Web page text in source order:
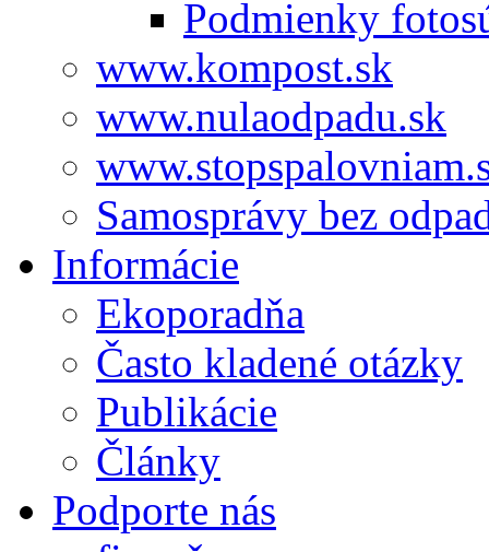
Podmienky
www.kompost.sk
www.nulaodpadu.sk
Samosprávy bez
Informácie
Ekoporadňa
Často kladené otázky
Publikácie
Články
Podporte nás